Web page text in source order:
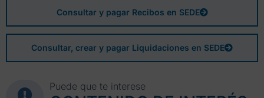
Consultar y pagar Recibos en SEDE
Consultar, crear y pagar Liquidaciones en SEDE
Puede que te interese